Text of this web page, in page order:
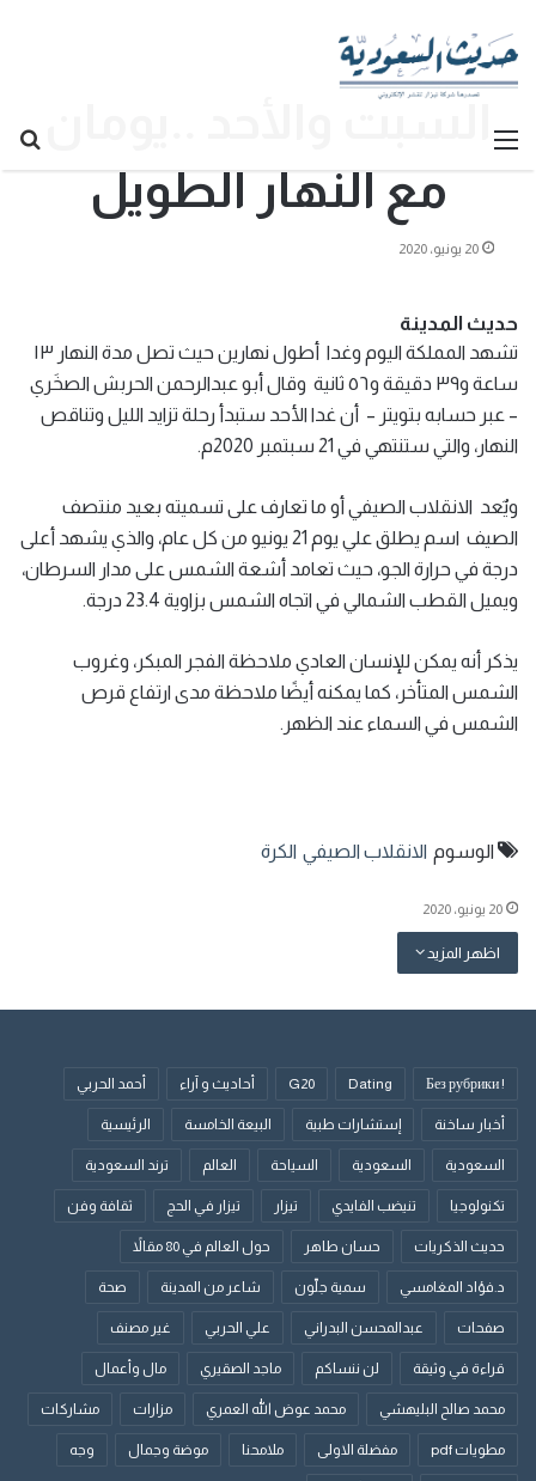
القائمة
مع النهار الطويل
20 يونيو، 2020
حديث المدينة
تشهد المملكة اليوم وغدا أطول نهارين حيث تصل مدة النهار ١٣
ساعة و٣٩ دقيقة و٥٦ ثانية وقال أبو عبدالرحمن الحربش الصخَري
– عبر حسابه بتويتر – أن غدا الأحد ستبدأ رحلة تزايد الليل وتناقص
النهار، والتي ستنتهي في 21 سبتمبر 2020م.
ويٌعد الانقلاب الصيفي أو ما تعارف على تسميته بعيد منتصف
الصيف اسم يطلق علي يوم 21 يونيو من كل عام، والذي يشهد أعلى
درجة في حرارة الجو، حيث تعامد أشعة الشمس على مدار السرطان،
ويميل القطب الشمالي في اتجاه الشمس بزاوية 23.4 درجة.
يذكر أنه يمكن للإنسان العادي ملاحظة الفجر المبكر، وغروب
الشمس المتأخر، كما يمكنه أيضًا ملاحظة مدى ارتفاع قرص
الشمس في السماء عند الظهر.
الوسوم الانقلاب الصيفي الكرة
20 يونيو، 2020
اظهر المزيد
! Без рубрики
Dating
G20 أحاديث و آراء أحمد الحربي
أخبار ساخنة إستشارات طبية البيعة الخامسة الرئيسية
السعودية السعودية السياحة العالم ترند السعودية
تكنولوجيا تنيضب الفايدي تيزار تيزار في الحج ثقافة وفن
حديث الذكريات حسان طاهر حول العالم في 80 مقالاً
د.فؤاد المغامسي سمية جلّون شاعر من المدينة صحة
صفحات عبدالمحسن البدراني علي الحربي غير مصنف
قراءة في وثيقة لن ننساكم ماجد الصقيري مال وأعمال
محمد صالح البليهشي محمد عوض الله العمري مزارات مشاركات
مطويات pdf مفضلة الاولى ملامحنا موضة وجمال وجه